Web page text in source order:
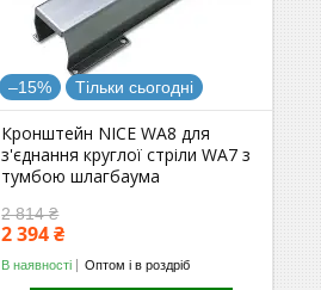
–15% Тільки сьогодні
Кронштейн NICE WA8 для
з'єднання круглої стріли WA7 з
тумбою шлагбаума
2 814 ₴
2 394 ₴
В наявності Оптом і в роздріб